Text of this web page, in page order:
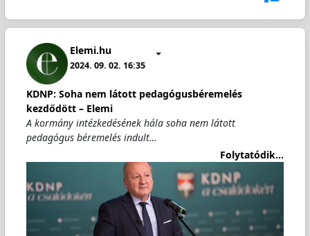
Elemi.hu
2024. 09. 02. 16:35
KDNP: Soha nem látott pedagógusbéremelés
kezdődött – Elemi
A kormány intézkedésének hála soha nem látott
pedagógus béremelés indult…
Folytatódik...